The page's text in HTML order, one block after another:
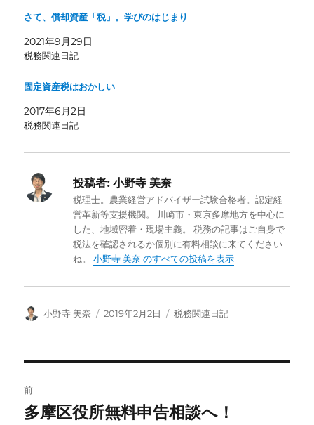
さて、償却資産「税」。学びのはじまり
2021年9月29日
税務関連日記
固定資産税はおかしい
2017年6月2日
税務関連日記
投稿者: 小野寺 美奈
税理士。農業経営アドバイザー試験合格者。認定経
営革新等支援機関。 川崎市・東京多摩地方を中心に
した、地域密着・現場主義。 税務の記事はご自身で
税法を確認されるか個別に有料相談に来てください
ね。小野寺 美奈 のすべての投稿を表示
投
小野寺 美奈
投
2019年2月2日
カ
税務関連日記
稿
前
前
多摩区役所無料申告相談へ！